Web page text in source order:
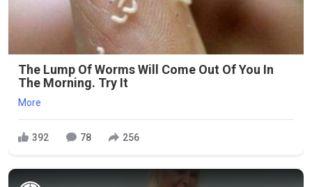
The Lump Of Worms Will Come Out Of You In
The Morning. Try It
More
392 78 256